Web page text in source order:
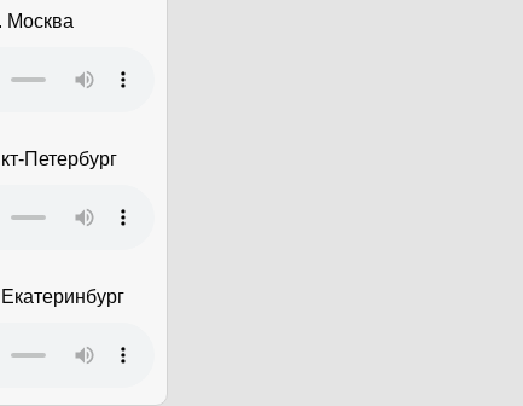
Москва
Петербург